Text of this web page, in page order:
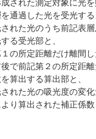
された測定対象に光を
通過した光を受光す
れた光のうち前記表
る受光部と、
の所定距離だけ離間
で前記第２の所定距
算出する算出部と、
れた光の吸光度の変
り算出された補正係